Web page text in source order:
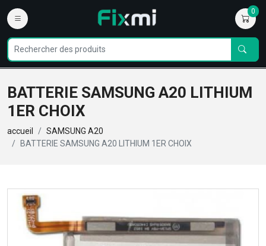
0
BATTERIE SAMSUNG A20 LITHIUM
1ER CHOIX
accueil
SAMSUNG A20
BATTERIE SAMSUNG A20 LITHIUM 1ER CHOIX